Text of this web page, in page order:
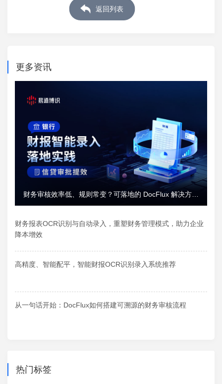
返回列表
更多资讯
财务审核效率低、规则常变？可落地的 DocFlux 解决方案
财务报表OCR识别与自动录入，重塑财务管理模式，助力企业
降本增效
高精度、智能配平，智能财报OCR识别录入系统推荐
从一句话开始：DocFlux如何搭建可溯源的财务审核流程
热门标签